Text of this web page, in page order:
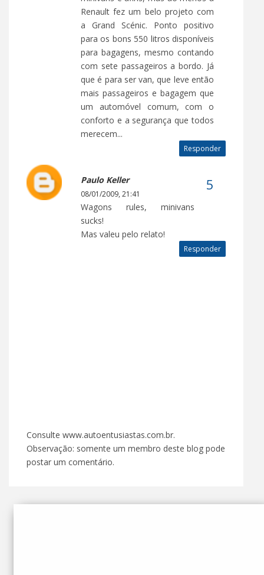
Renault fez um belo projeto com
a Grand Scénic. Ponto positivo
para os bons 550 litros disponíveis
para bagagens, mesmo contando
com sete passageiros a bordo. Já
que é para ser van, que leve então
mais passageiros e bagagem que
um automóvel comum, com o
conforto e a segurança que todos
merecem...
Responder
Paulo Keller
08/01/2009, 21:41
Wagons rules, minivans
sucks!
Mas valeu pelo relato!
Responder
Consulte www.autoentusiastas.com.br.
Observação: somente um membro deste blog pode
postar um comentário.